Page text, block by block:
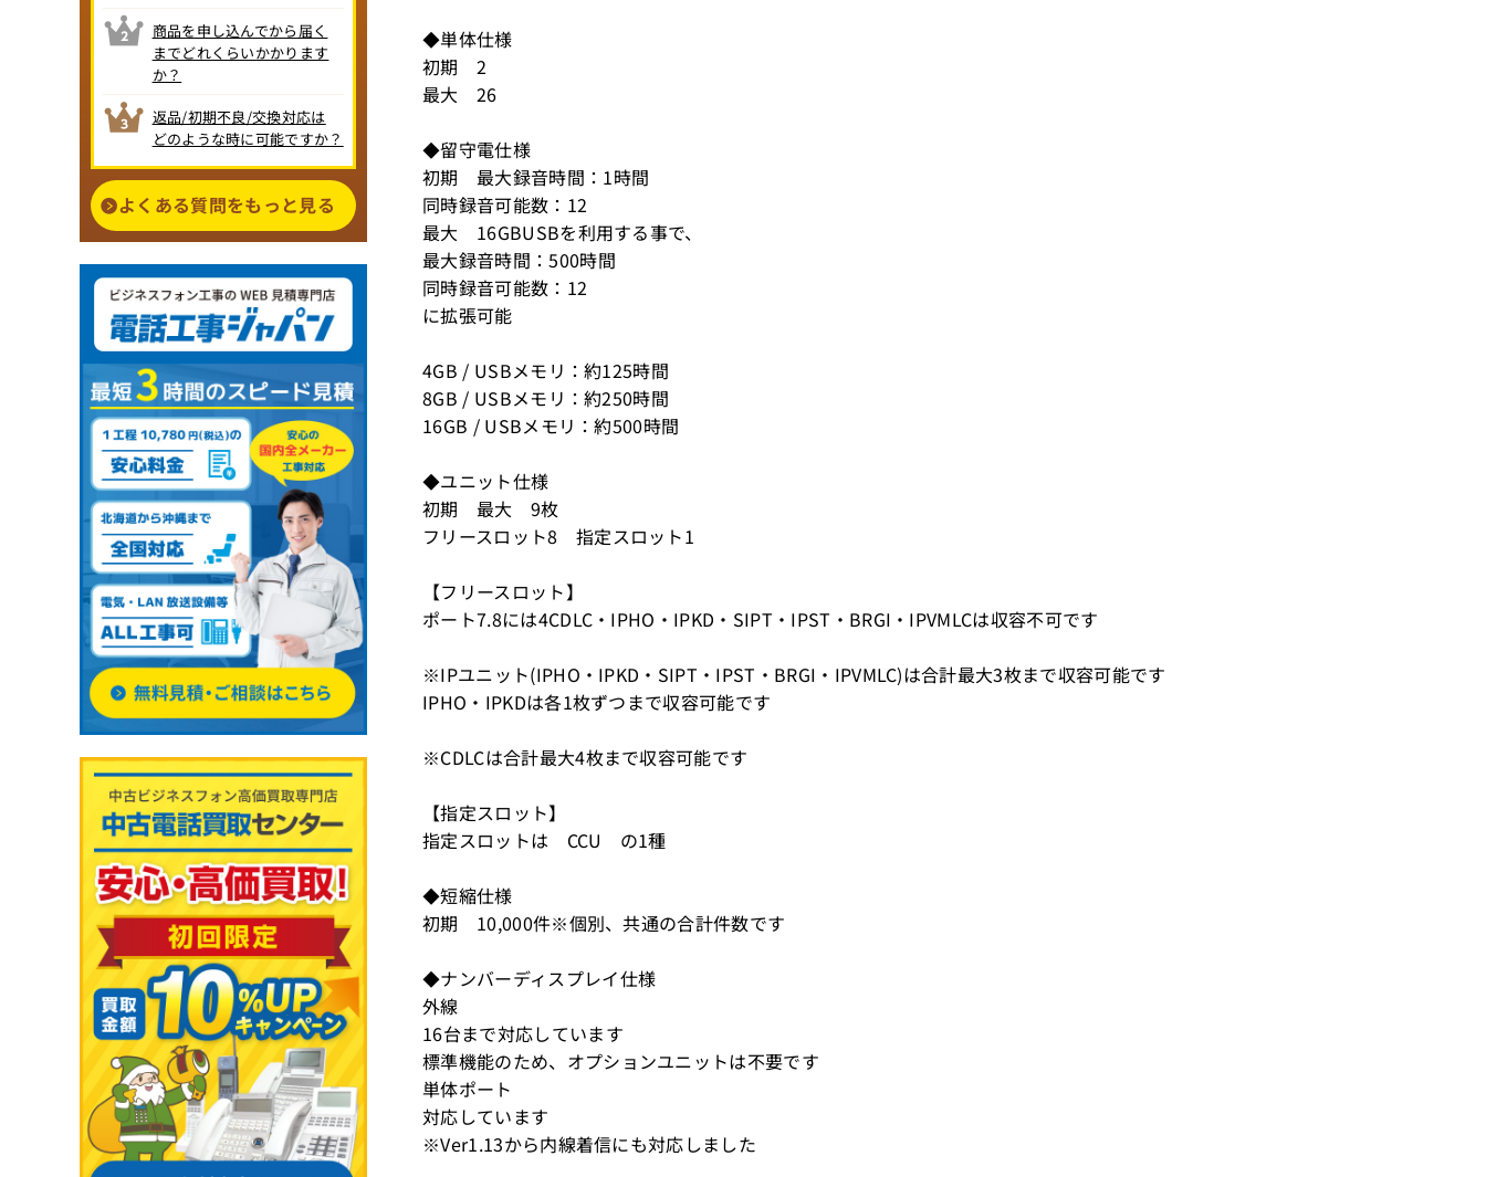
◆単体仕様
初期 2
最大 26
◆留守電仕様
初期 最大録音時間：1時間
同時録音可能数：12
最大 16GBUSBを利用する事で、
最大録音時間：500時間
同時録音可能数：12
に拡張可能
4GB / USBメモリ：約125時間
8GB / USBメモリ：約250時間
16GB / USBメモリ：約500時間
◆ユニット仕様
初期 最大 9枚
フリースロット8 指定スロット1
【フリースロット】
ポート7.8には4CDLC・IPHO・IPKD・SIPT・IPST・BRGI・IPVMLCは収容不可です
※IPユニット(IPHO・IPKD・SIPT・IPST・BRGI・IPVMLC)は合計最大3枚まで収容可能です
IPHO・IPKDは各1枚ずつまで収容可能です
※CDLCは合計最大4枚まで収容可能です
【指定スロット】
指定スロットは CCU の1種
◆短縮仕様
初期 10,000件※個別、共通の合計件数です
◆ナンバーディスプレイ仕様
外線
16台まで対応しています
標準機能のため、オプションユニットは不要です
単体ポート
対応しています
※Ver1.13から内線着信にも対応しました
商品を申し込んでから届く
までどれくらいかかります
か？
返品/初期不良/交換対応は
どのような時に可能ですか？
よくある質問をもっと見る